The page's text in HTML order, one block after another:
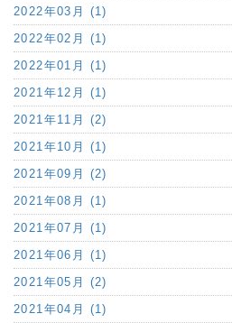
2022年03月 (1)
2022年02月 (1)
2022年01月 (1)
2021年12月 (1)
2021年11月 (2)
2021年10月 (1)
2021年09月 (2)
2021年08月 (1)
2021年07月 (1)
2021年06月 (1)
2021年05月 (2)
2021年04月 (1)